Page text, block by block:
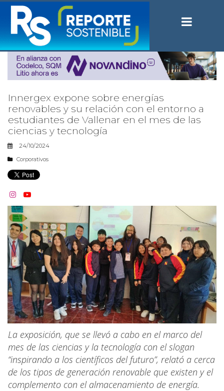
Innergex expone sobre energías
renovables y su relación con el entorno a
estudiantes de Vallenar en el mes de las
ciencias y tecnología
24/10/2024
Corporativos
 
La exposición, que se llevó a cabo en el marco del
mes de las ciencias y la tecnología con el slogan
“inspirando a los científicos del futuro”, relató a cerca
de los tipos de generación renovable que existen y el
complemento con el almacenamiento de energía.